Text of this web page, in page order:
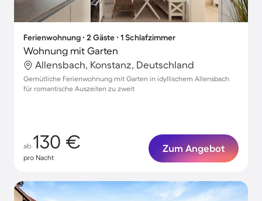
Ferienwohnung ∙ 2 Gäste ∙ 1 Schlafzimmer
Wohnung mit Garten
Allensbach, Konstanz, Deutschland
Gemütliche Ferienwohnung mit Garten in idyllischem Allensbach
für romantische Auszeiten zu zweit
ab 130 €
pro Nacht
Zum Angebot